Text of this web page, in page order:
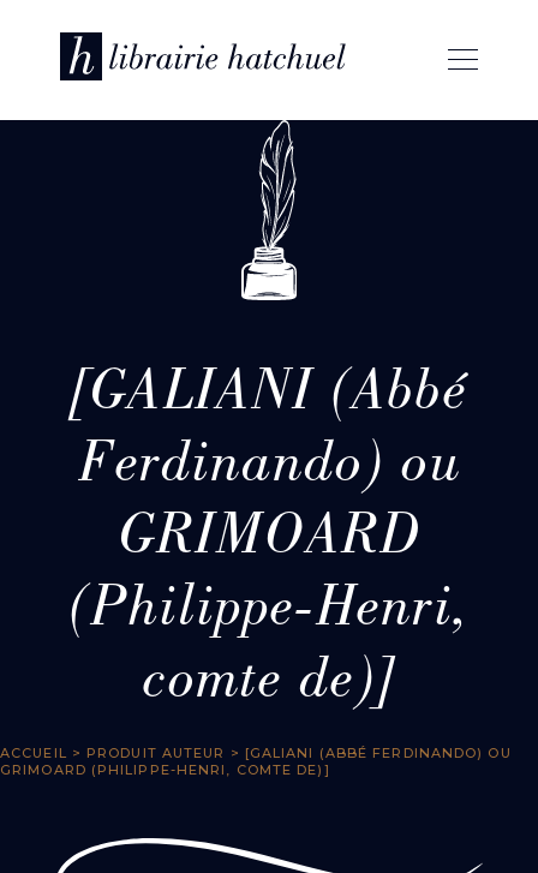
[GALIANI (Abbé
Ferdinando) ou
GRIMOARD
(Philippe-Henri,
comte de)]
ACCUEIL > PRODUIT AUTEUR > [GALIANI (ABBÉ FERDINANDO) OU
GRIMOARD (PHILIPPE-HENRI, COMTE DE)]